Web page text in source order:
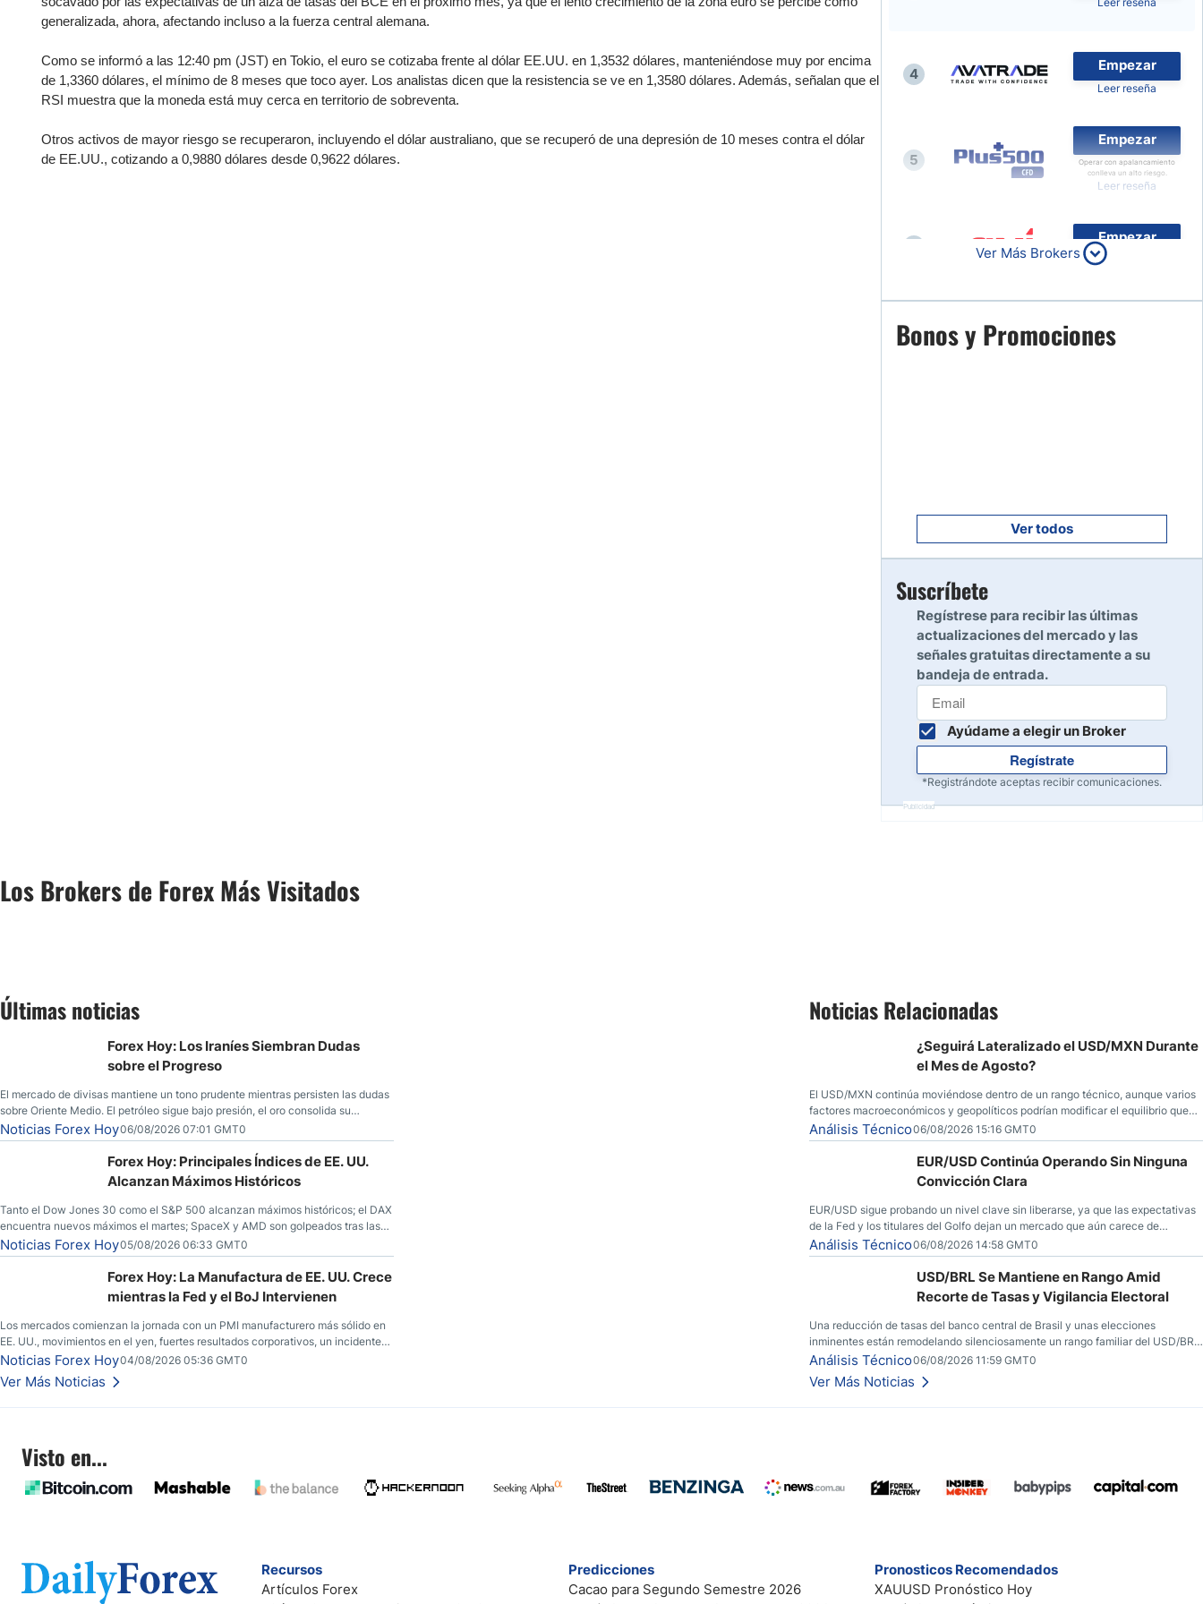
Paraguay
Peru
Panama
Latinoamérica
Bolivia
Nicaragua
Nasdaq 100
S&P 500
IBEX 35
Todos los índices
Acciones
Nvidia (NVDA)
Mercado Libre (MELI)
Banco Santander (SAN)
Todas las Acciones
generalizada, ahora, afectando incluso a la fuerza central alemana.
Como se informó a las 12:40 pm (JST) en Tokio, el euro se cotizaba frente al dólar EE.UU. en 1,3532 dólares, manteniéndose muy por encima
de 1,3360 dólares, el mínimo de 8 meses que toco ayer. Los analistas dicen que la resistencia se ve en 1,3580 dólares. Además, señalan que el
RSI muestra que la moneda está muy cerca en territorio de sobreventa.
Otros activos de mayor riesgo se recuperaron, incluyendo el dólar australiano, que se recuperó de una depresión de 10 meses contra el dólar
de EE.UU., cotizando a 0,9880 dólares desde 0,9622 dólares.
4
Empezar
Leer reseña
5
Empezar
Operar con apalancamiento
conlleva un alto riesgo.
Leer reseña
Empezar
Leer reseña
7
Leer reseña
Leer reseña
10
Ver Más Brokers
Bonos y Promociones
Ver todos
Suscríbete
Regístrese para recibir las últimas
actualizaciones del mercado y las
señales gratuitas directamente a su
bandeja de entrada.
Ayúdame a elegir un Broker
Regístrate
*Registrándote aceptas recibir comunicaciones.
Publicidad
Los Brokers de Forex Más Visitados
Últimas noticias
Forex Hoy: Los Iraníes Siembran Dudas
sobre el Progreso
El mercado de divisas mantiene un tono prudente mientras persisten las dudas
sobre Oriente Medio. El petróleo sigue bajo presión, el oro consolida su
fortaleza y los operadores esperan nuevas referencias económicas desde
Estados Unidos.
Noticias Forex Hoy06/08/2026 07:01 GMT0
Forex Hoy: Principales Índices de EE. UU.
Alcanzan Máximos Históricos
Tanto el Dow Jones 30 como el S&P 500 alcanzan máximos históricos; el DAX
encuentra nuevos máximos el martes; SpaceX y AMD son golpeados tras las
llamadas de ganancias; el petróleo crudo cae por debajo de los $80 con
nuevas esperanzas; el dólar estadounidense continúa intentando estabilizarse
frente al yen; el peso mexicano ve un repunte a medida que las tasas caen en
Noticias Forex Hoy05/08/2026 06:33 GMT0
Forex Hoy: La Manufactura de EE. UU. Crece
mientras la Fed y el BoJ Intervienen
Los mercados comienzan la jornada con un PMI manufacturero más sólido en
EE. UU., movimientos en el yen, fuertes resultados corporativos, un incidente
de seguridad en Bitcoin y nuevas señales desde el mercado del petróleo.
Noticias Forex Hoy04/08/2026 05:36 GMT0
Ver Más Noticias
Noticias Relacionadas
¿Seguirá Lateralizado el USD/MXN Durante
el Mes de Agosto?
El USD/MXN continúa moviéndose dentro de un rango técnico, aunque varios
factores macroeconómicos y geopolíticos podrían modificar el equilibrio que
ha dominado al mercado en las últimas semanas.
Análisis Técnico06/08/2026 15:16 GMT0
EUR/USD Continúa Operando Sin Ninguna
Convicción Clara
EUR/USD sigue probando un nivel clave sin liberarse, ya que las expectativas
de la Fed y los titulares del Golfo dejan un mercado que aún carece de
convicción real.
Análisis Técnico06/08/2026 14:58 GMT0
USD/BRL Se Mantiene en Rango Amid
Recorte de Tasas y Vigilancia Electoral
Una reducción de tasas del banco central de Brasil y unas elecciones
inminentes están remodelando silenciosamente un rango familiar del USD/BRL.
Una reducción de tasas por parte del banco central de Brasil y unas elecciones
inminentes están remodelando silenciosamente un rango familiar del USD/BRL.
Esto es lo que los traders están observando a continuación.
Análisis Técnico06/08/2026 11:59 GMT0
Ver Más Noticias
Visto en...
Recursos
Artículos Forex
Predicciones
Cacao para Segundo Semestre 2026
Pronosticos Recomendados
XAUUSD Pronóstico Hoy